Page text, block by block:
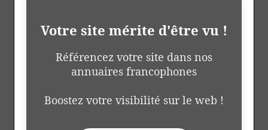
Votre site mérite d'être vu !
Référencez votre site dans nos
annuaires francophones
Boostez votre visibilité sur le web !